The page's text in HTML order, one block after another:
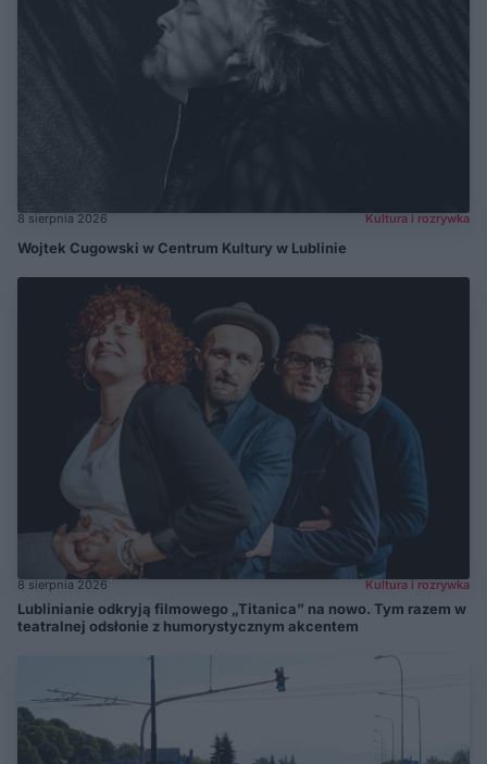
8 sierpnia 2026 Kultura i rozrywka
Wojtek Cugowski w Centrum Kultury w Lublinie
8 sierpnia 2026 Kultura i rozrywka
Lublinianie odkryją filmowego „Titanica” na nowo. Tym razem w
teatralnej odsłonie z humorystycznym akcentem